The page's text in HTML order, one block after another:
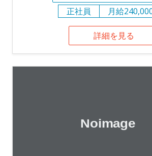
正社員
月給
詳細を見る